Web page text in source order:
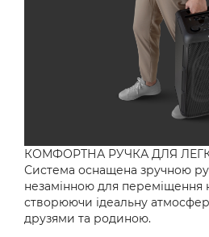
КОМФОРТНА РУЧКА ДЛЯ
Система оснащена зручною
незамінною для переміщення
створюючи ідеальну
друзями та родиною.